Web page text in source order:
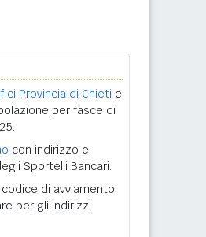
Provincia di Chieti e
per fasce di
con indirizzo e
Sportelli Bancari.
codice di avviamento
per gli indirizzi